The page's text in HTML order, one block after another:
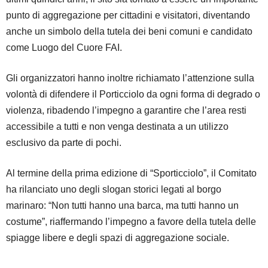
punto di aggregazione per cittadini e visitatori, diventando
anche un simbolo della tutela dei beni comuni e candidato
come Luogo del Cuore FAI.
Gli organizzatori hanno inoltre richiamato l’attenzione sulla
volontà di difendere il Porticciolo da ogni forma di degrado o
violenza, ribadendo l’impegno a garantire che l’area resti
accessibile a tutti e non venga destinata a un utilizzo
esclusivo da parte di pochi.
Al termine della prima edizione di “Sporticciolo”, il Comitato
ha rilanciato uno degli slogan storici legati al borgo
marinaro: “Non tutti hanno una barca, ma tutti hanno un
costume”, riaffermando l’impegno a favore della tutela delle
spiagge libere e degli spazi di aggregazione sociale.